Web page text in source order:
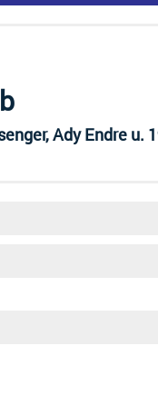
Ady Endre u.